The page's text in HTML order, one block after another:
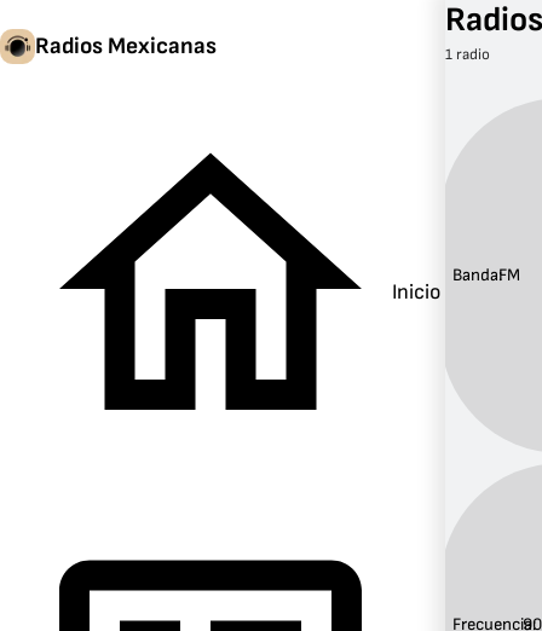
Radios Mexicanas
Inicio
1 radio
Banda:FM
Frecuencia: